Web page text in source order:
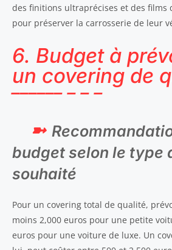
des finitions ultraprécises et des films
pour préserver la carrosserie de leur
6. Budget à
un covering de
budget selon le type
souhaité
Pour un covering total de qualité,
moins 2,000 euros pour une petite
euros pour une voiture de luxe. Un